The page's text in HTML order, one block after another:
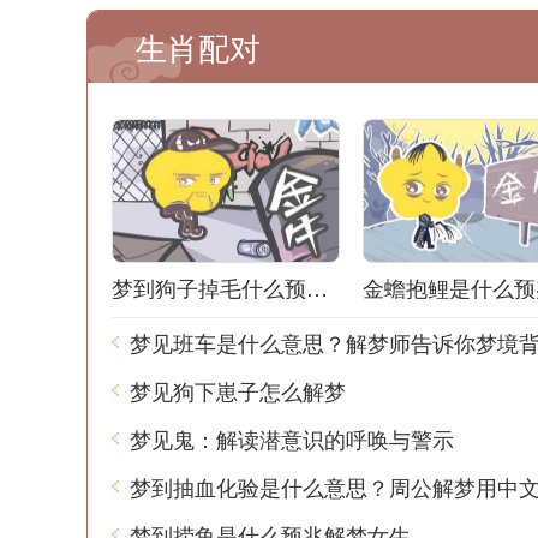
生肖配对
梦到狗子掉毛什么预兆解梦 金蟾抱鲤是什么
梦见狗下崽子怎么解梦
梦见鬼：解读潜意识的呼唤与警示
梦到抽血化验是什么意思？周公解梦用中